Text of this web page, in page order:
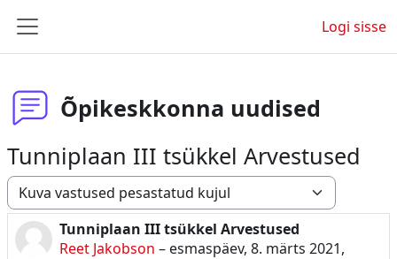
Küljepaneel
Logi sisse
Õpikeskkonna uudised
Tunniplaan III tsükkel Arvestused
Kuvamisrežiim
Tunniplaan III tsükkel Arvestused
Reet Jakobson – esmaspäev, 8. märts 2021,
Vastuste arv 0